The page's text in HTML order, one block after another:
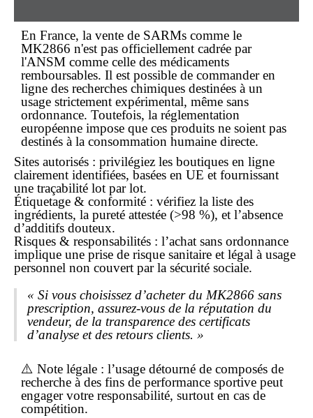
En France, la vente de SARMs comme le
MK2866 n'est pas officiellement cadrée par
l'ANSM comme celle des médicaments
remboursables. Il est possible de commander en
ligne des recherches chimiques destinées à un
usage strictement expérimental, même sans
ordonnance. Toutefois, la réglementation
européenne impose que ces produits ne soient pas
destinés à la consommation humaine directe.
Sites autorisés : privilégiez les boutiques en ligne
clairement identifiées, basées en UE et fournissant
une traçabilité lot par lot.
Étiquetage & conformité : vérifiez la liste des
ingrédients, la pureté attestée (>98 %), et l’absence
d’additifs douteux.
Risques & responsabilités : l’achat sans ordonnance
implique une prise de risque sanitaire et légal à usage
personnel non couvert par la sécurité sociale.
« Si vous choisissez d’acheter du MK2866 sans
prescription, assurez-vous de la réputation du
vendeur, de la transparence des certificats
d’analyse et des retours clients. »
⚠️ Note légale : l’usage détourné de composés de
recherche à des fins de performance sportive peut
engager votre responsabilité, surtout en cas de
compétition.